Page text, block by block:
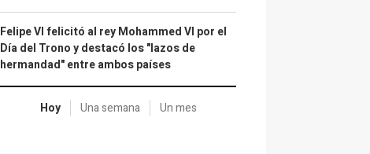
Felipe VI felicitó al rey Mohammed VI por el
Día del Trono y destacó los "lazos de
hermandad" entre ambos países
Hoy Una semana Un mes